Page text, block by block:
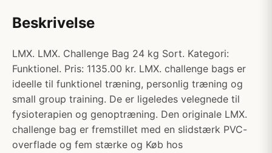
Beskrivelse
LMX. LMX. Challenge Bag 24 kg Sort. Kategori:
Funktionel. Pris: 1135.00 kr. LMX. challenge bags er
ideelle til funktionel træning, personlig træning og
small group training. De er ligeledes velegnede til
fysioterapien og genoptræning. Den originale LMX.
challenge bag er fremstillet med en slidstærk PVC-
overflade og fem stærke og Køb hos